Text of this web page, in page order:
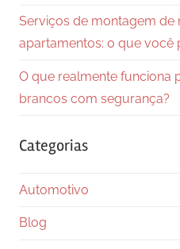
Serviços de montagem de
apartamentos: o que você
O que realmente funciona
brancos com segurança?
Categorias
Automotivo
Blog